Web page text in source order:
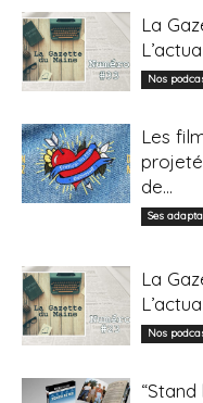
La
Nos
Les
de...
Ses
La
Nos